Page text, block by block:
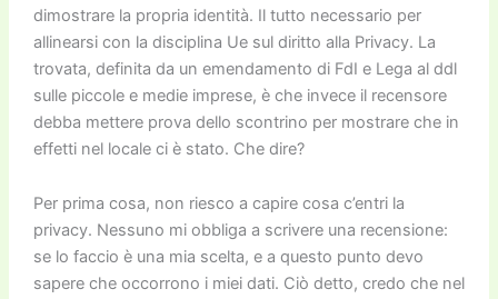
dimostrare la propria identità. Il tutto necessario per
allinearsi con la disciplina Ue sul diritto alla Privacy. La
trovata, definita da un emendamento di FdI e Lega al ddl
sulle piccole e medie imprese, è che invece il recensore
debba mettere prova dello scontrino per mostrare che in
effetti nel locale ci è stato. Che dire?
Per prima cosa, non riesco a capire cosa c’entri la
privacy. Nessuno mi obbliga a scrivere una recensione:
se lo faccio è una mia scelta, e a questo punto devo
sapere che occorrono i miei dati. Ciò detto, credo che nel